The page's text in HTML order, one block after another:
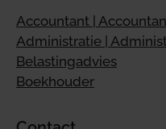
Accountant |
Administratie |
Belastingadvies
Boekhouder